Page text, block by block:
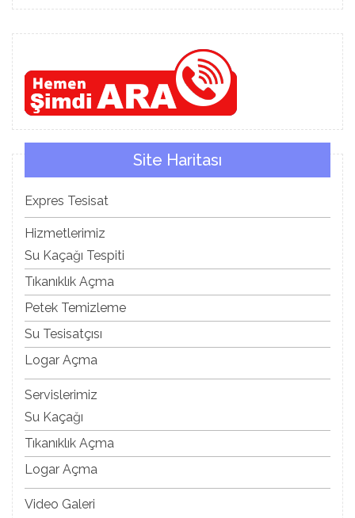
Site Haritası
Expres Tesisat
Hizmetlerimiz
Su Kaçağı Tespiti
Tıkanıklık Açma
Petek Temizleme
Su Tesisatçısı
Logar Açma
Servislerimiz
Su Kaçağı
Tıkanıklık Açma
Logar Açma
Video Galeri